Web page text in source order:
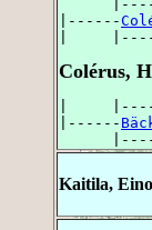
|------
|
Colérus,
|
|------
Kaitila,